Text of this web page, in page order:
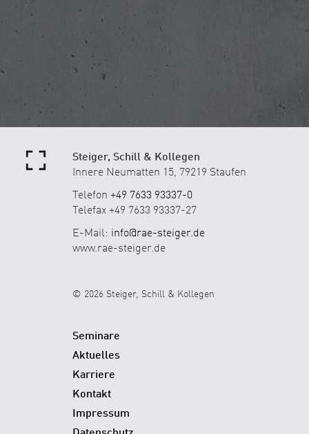
Steiger, Schill & Kollegen
Innere Neumatten 15, 79219 Staufen
Telefon +49 7633 93337-0
Telefax +49 7633 93337-27
E-Mail: info@rae-steiger.de
www.rae-steiger.de
© 2026 Steiger, Schill & Kollegen
Seminare
Aktuelles
Karriere
Kontakt
Impressum